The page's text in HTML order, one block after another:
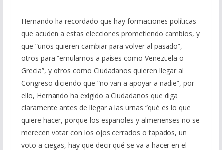
Hernando ha recordado que hay formaciones políticas
que acuden a estas elecciones prometiendo cambios, y
que “unos quieren cambiar para volver al pasado”,
otros para “emularnos a países como Venezuela o
Grecia”, y otros como Ciudadanos quieren llegar al
Congreso diciendo que “no van a apoyar a nadie”, por
ello, Hernando ha exigido a Ciudadanos que diga
claramente antes de llegar a las urnas “qué es lo que
quiere hacer, porque los españoles y almerienses no se
merecen votar con los ojos cerrados o tapados, un
voto a ciegas, hay que decir qué se va a hacer en el